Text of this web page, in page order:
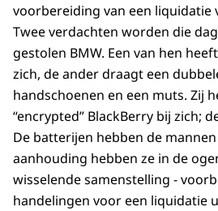
voorbereiding van een liquidatie
Twee verdachten worden die
gestolen BMW. Een van hen
zich, de ander draagt een
handschoenen en een muts. Zij
“encrypted” BlackBerry bij zich;
De batterijen hebben de
aanhouding hebben ze in de
wisselende samenstelling -
handelingen voor een liquidatie